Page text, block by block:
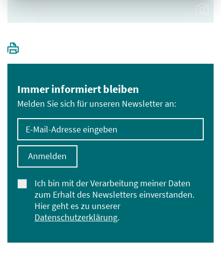
Immer informiert bleiben
Melden Sie sich für unseren Newsletter an:
E-Mail-Adresse eingeben
Ich bin mit der Verarbeitung meiner Daten
zum Erhalt des Newsletters einverstanden.
Hier geht es zu unserer
Datenschutzerklärung.
Anmelden